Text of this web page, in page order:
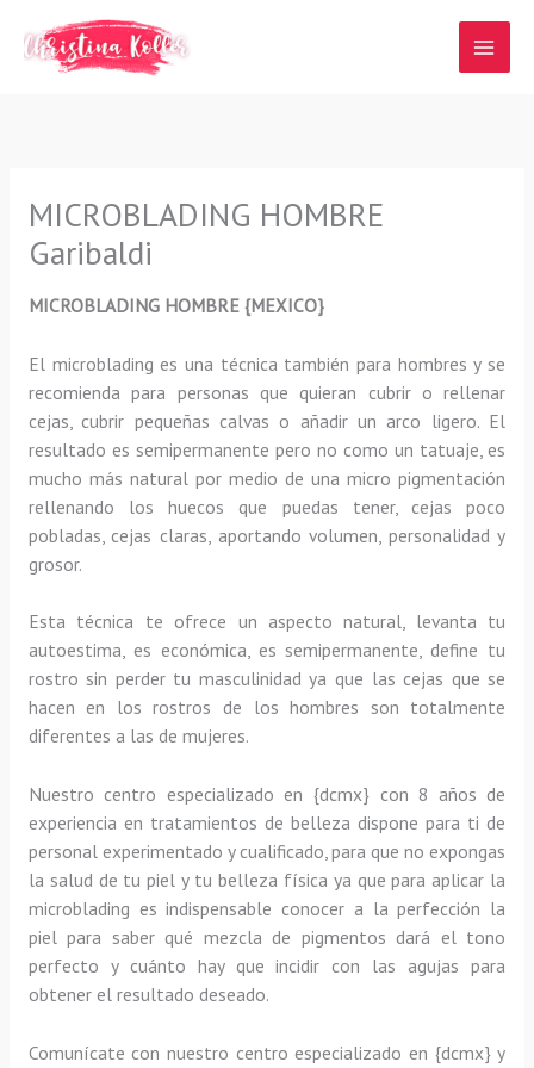
contenido
MICROBLADING HOMBRE
Garibaldi
MICROBLADING HOMBRE {MEXICO}
El microblading es una técnica también para hombres y se
recomienda para personas que quieran cubrir o rellenar
cejas, cubrir pequeñas calvas o añadir un arco ligero.El
resultado es semipermanente pero no como un tatuaje, es
mucho más natural por medio de una micro pigmentación
rellenando los huecos que puedas tener, cejas poco
pobladas, cejas claras, aportando volumen, personalidad y
grosor.
Esta técnica te ofrece un aspecto natural, levanta tu
autoestima, es económica, es semipermanente, define tu
rostro sin perder tu masculinidad ya que las cejas que se
hacen en los rostros de los hombres son totalmente
diferentes a las de mujeres.
Nuestro centro especializado en {dcmx} con 8 años de
experiencia en tratamientos de belleza dispone para ti de
personal experimentado y cualificado, para que no expongas
la salud de tu piel y tu belleza física ya que para aplicar la
microblading es indispensable conocer a la perfección la
piel para saber qué mezcla de pigmentos dará el tono
perfecto y cuánto hay que incidir con las agujas para
obtener el resultado deseado.
Comunícate con nuestro centro especializado en {dcmx} y